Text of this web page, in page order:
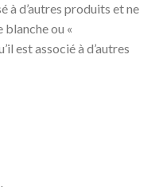
à d’autres produits et ne
blanche ou «
est associé à d’autres